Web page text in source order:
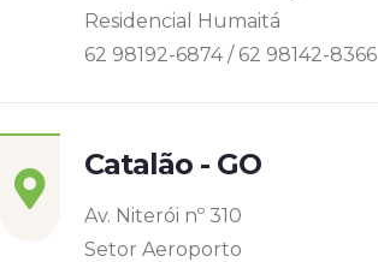
Residencial Humaitá
62 98192-6874 / 62 98142-8366
Catalão - GO
Av. Niterói nº 310
Setor Aeroporto